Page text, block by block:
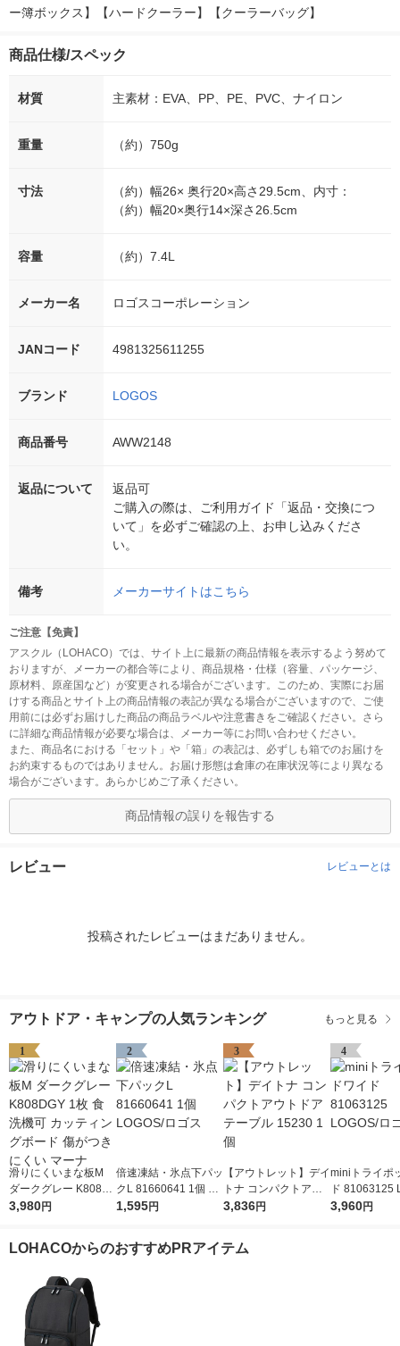
ー簿ボックス】【ハードクーラー】【クーラーバッグ】
商品仕様/スペック
材質 主素材：EVA、PP、PE、PVC、ナイロン
重量 （約）750g
寸法
（約）幅26× 奥行20×高さ29.5cm、内寸：
（約）幅20×奥行14×深さ26.5cm
容量 （約）7.4L
メーカー名 ロゴスコーポレーション
JANコード 4981325611255
ブランド LOGOS
商品番号 AWW2148
返品について
返品可
ご購入の際は、ご利用ガイド「返品・交換につ
いて」を必ずご確認の上、お申し込みくださ
い。
備考 メーカーサイトはこちら
ご注意【免責】
アスクル（LOHACO）では、サイト上に最新の商品情報を表示するよう努めて
おりますが、メーカーの都合等により、商品規格・仕様（容量、パッケージ、
原材料、原産国など）が変更される場合がございます。このため、実際にお届
けする商品とサイト上の商品情報の表記が異なる場合がございますので、ご使
用前には必ずお届けした商品の商品ラベルや注意書きをご確認ください。さら
に詳細な商品情報が必要な場合は、メーカー等にお問い合わせください。
また、商品名における「セット」や「箱」の表記は、必ずしも箱でのお届けを
お約束するものではありません。お届け形態は倉庫の在庫状況等により異なる
場合がございます。あらかじめご了承ください。
商品情報の誤りを報告する
レビュー レビューとは
投稿されたレビューはまだありません。
アウトドア・キャンプの人気ランキング もっと見る
1
滑りにくいまな板M
ダークグレー K808D
GY 1枚 食洗機可 カッ
3,980円
2
倍速凍結・氷点下パッ
クL 81660641 1個 LO
GOS/ロゴス
1,595円
3
【アウトレット】デイ
トナ コンパクトアウ
トドアテーブル 1523
3,836円
4
miniトライポ
ド 81063125
ロゴス
3,960円
LOHACOからのおすすめPRアイテム